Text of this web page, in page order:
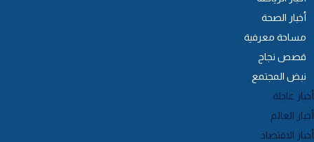
أخبار الصحة
مساحة معرفية
قصص نجاح
نبض المجتمع
أخبار عاجلة
أخبار العالم
أخبار الاقتصاد